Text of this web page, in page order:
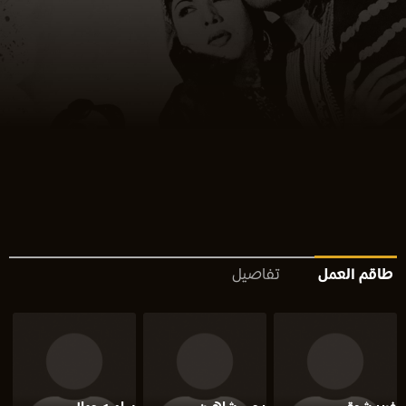
طاقم العمل تفاصيل